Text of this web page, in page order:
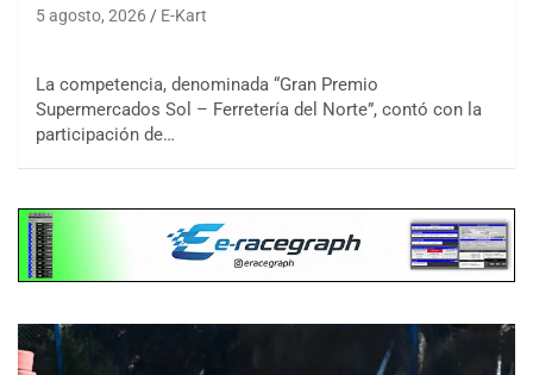
5 agosto, 2026 E-Kart
La competencia, denominada “Gran Premio
Supermercados Sol – Ferretería del Norte”, contó con la
participación de…